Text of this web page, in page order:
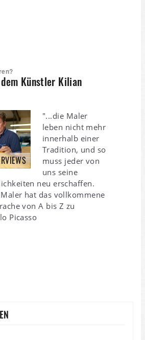
Künstler Kilian
"...die Maler
leben nicht mehr
innerhalb einer
Tradition, und so
muss jeder von
uns seine
neu erschaffen.
hat das vollkommene
von A bis Z zu
Picasso